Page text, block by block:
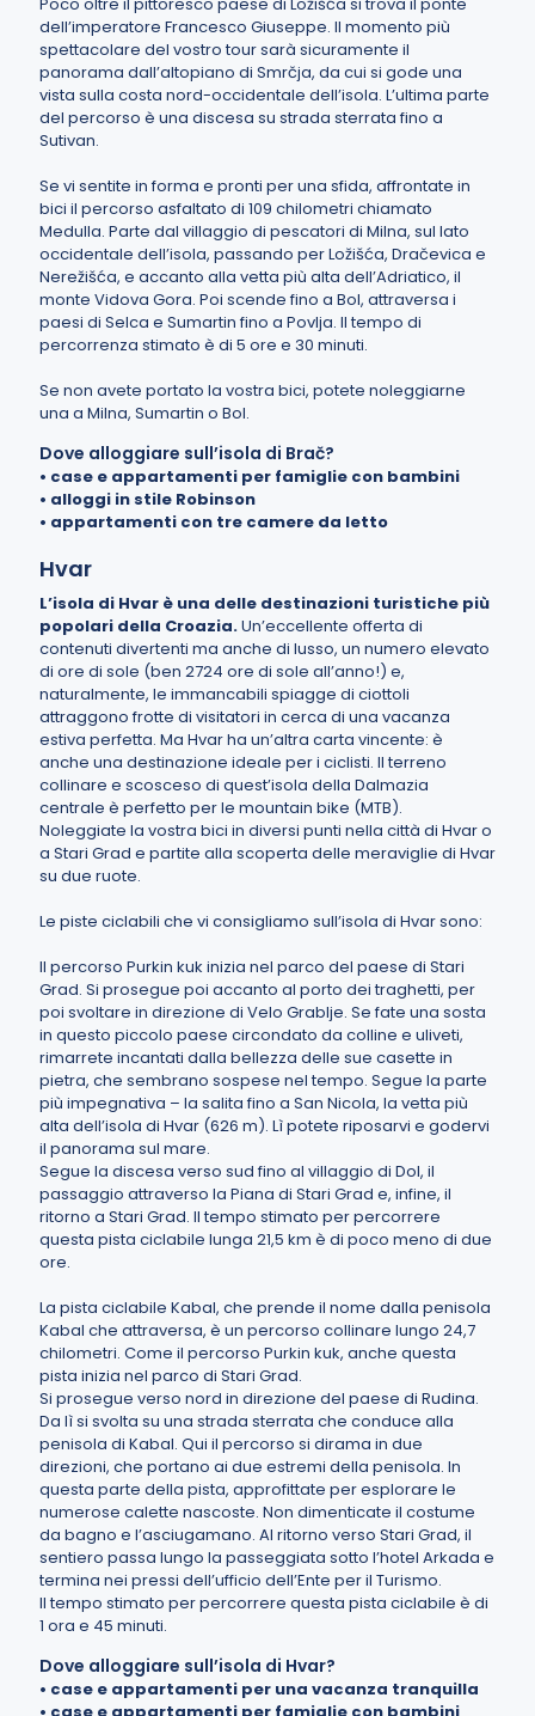
dell’imperatore Francesco Giuseppe. Il momento più
spettacolare del vostro tour sarà sicuramente il
panorama dall’altopiano di Smrčja, da cui si gode una
vista sulla costa nord-occidentale dell’isola. L’ultima parte
del percorso è una discesa su strada sterrata fino a
Sutivan.
Se vi sentite in forma e pronti per una sfida, affrontate in
bici il percorso asfaltato di 109 chilometri chiamato
Medulla. Parte dal villaggio di pescatori di Milna, sul lato
occidentale dell’isola, passando per Ložišća, Dračevica e
Nerežišća, e accanto alla vetta più alta dell’Adriatico, il
monte Vidova Gora. Poi scende fino a Bol, attraversa i
paesi di Selca e Sumartin fino a Povlja. Il tempo di
percorrenza stimato è di 5 ore e 30 minuti.
Se non avete portato la vostra bici, potete noleggiarne
una a Milna, Sumartin o Bol.
Dove alloggiare sull’isola di Brač?
• case e appartamenti per famiglie con bambini
• alloggi in stile Robinson
• appartamenti con tre camere da letto
Hvar
L’isola di Hvar è una delle destinazioni turistiche più
popolari della Croazia.Un’eccellente offerta di
contenuti divertenti ma anche di lusso, un numero elevato
di ore di sole (ben 2724 ore di sole all’anno!) e,
naturalmente, le immancabili spiagge di ciottoli
attraggono frotte di visitatori in cerca di una vacanza
estiva perfetta. Ma Hvar ha un’altra carta vincente: è
anche una destinazione ideale per i ciclisti. Il terreno
collinare e scosceso di quest’isola della Dalmazia
centrale è perfetto per le mountain bike (MTB).
Noleggiate la vostra bici in diversi punti nella città di Hvar o
a Stari Grad e partite alla scoperta delle meraviglie di Hvar
su due ruote.
Le piste ciclabili che vi consigliamo sull’isola di Hvar sono:
Il percorso Purkin kuk inizia nel parco del paese di Stari
Grad. Si prosegue poi accanto al porto dei traghetti, per
poi svoltare in direzione di Velo Grablje. Se fate una sosta
in questo piccolo paese circondato da colline e uliveti,
rimarrete incantati dalla bellezza delle sue casette in
pietra, che sembrano sospese nel tempo. Segue la parte
più impegnativa – la salita fino a San Nicola, la vetta più
alta dell’isola di Hvar (626 m). Lì potete riposarvi e godervi
il panorama sul mare.
Segue la discesa verso sud fino al villaggio di Dol, il
passaggio attraverso la Piana di Stari Grad e, infine, il
ritorno a Stari Grad. Il tempo stimato per percorrere
questa pista ciclabile lunga 21,5 km è di poco meno di due
ore.
La pista ciclabile Kabal, che prende il nome dalla penisola
Kabal che attraversa, è un percorso collinare lungo 24,7
chilometri. Come il percorso Purkin kuk, anche questa
pista inizia nel parco di Stari Grad.
Si prosegue verso nord in direzione del paese di Rudina.
Da lì si svolta su una strada sterrata che conduce alla
penisola di Kabal. Qui il percorso si dirama in due
direzioni, che portano ai due estremi della penisola. In
questa parte della pista, approfittate per esplorare le
numerose calette nascoste. Non dimenticate il costume
da bagno e l’asciugamano. Al ritorno verso Stari Grad, il
sentiero passa lungo la passeggiata sotto l’hotel Arkada e
termina nei pressi dell’ufficio dell’Ente per il Turismo.
Il tempo stimato per percorrere questa pista ciclabile è di
1 ora e 45 minuti.
Dove alloggiare sull’isola di Hvar?
• case e appartamenti per una vacanza tranquilla